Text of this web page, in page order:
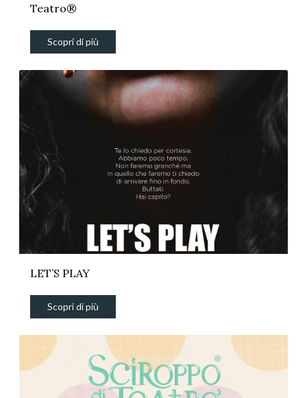
Teatro®
Scopri di più
LET’S PLAY
Scopri di più